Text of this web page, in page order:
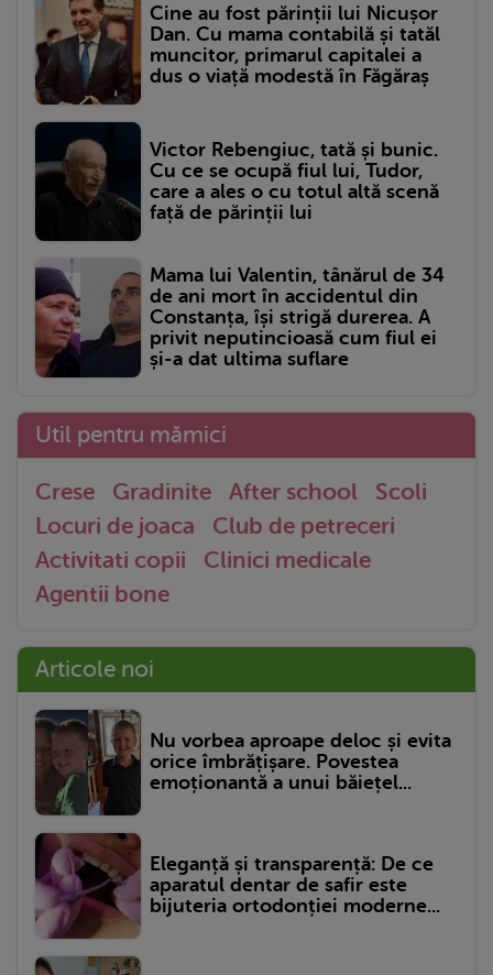
Cine au fost părinții lui Nicușor
Dan. Cu mama contabilă și tatăl
muncitor, primarul capitalei a
dus o viață modestă în Făgăraș
Victor Rebengiuc, tată și bunic.
Cu ce se ocupă fiul lui, Tudor,
care a ales o cu totul altă scenă
față de părinții lui
Mama lui Valentin, tânărul de 34
de ani mort în accidentul din
Constanța, își strigă durerea. A
privit neputincioasă cum fiul ei
și-a dat ultima suflare
Util pentru mămici
Crese Gradinite After school
Scoli
Locuri de joaca
Club de petreceri
Activitati copii
Clinici medicale
Agentii bone
Articole noi
Nu vorbea aproape deloc și evita
orice îmbrățișare. Povestea
emoționantă a unui băiețel...
Eleganță și transparență: De ce
aparatul dentar de safir este
bijuteria ortodonției moderne...